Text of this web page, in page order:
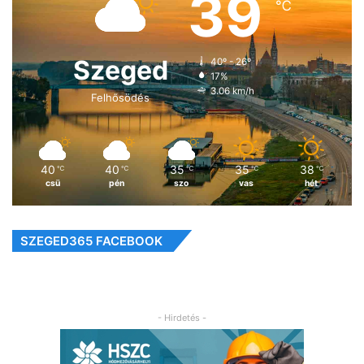
Szeged
Felhősödés
39℃
40º - 26º
17%
3.06 km/h
40 ℃
csü
40 ℃
pén
35 ℃
szo
35 ℃
vas
38 ℃
hét
SZEGED365 FACEBOOK
- Hirdetés -